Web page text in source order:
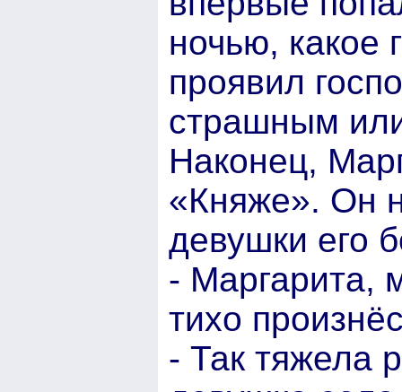
ночью, какое
проявил
страшным
Наконец,
«Княже». Он
девушки его
- Маргарита,
тихо
- Так тяжела